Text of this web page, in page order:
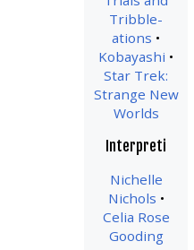
Tribble-
ations
Kobayashi
Star Trek:
Strange New
Worlds
Interpreti
Nichelle
Nichols
Celia Rose
Gooding